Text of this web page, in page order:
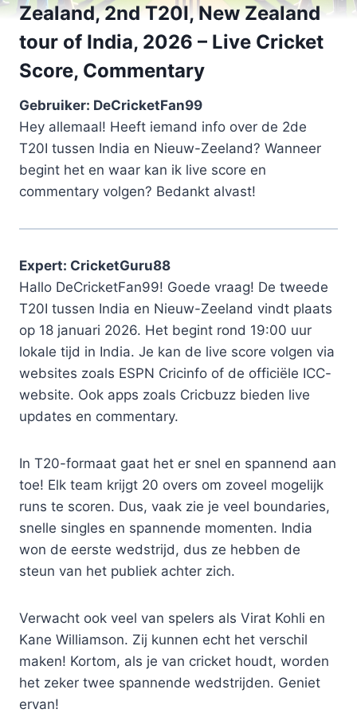
Zealand, 2nd T20I, New Zealand
tour of India, 2026 – Live Cricket
Score, Commentary
Gebruiker: DeCricketFan99
Hey allemaal! Heeft iemand info over de 2de
T20I tussen India en Nieuw-Zeeland? Wanneer
begint het en waar kan ik live score en
commentary volgen? Bedankt alvast!
Expert: CricketGuru88
Hallo DeCricketFan99! Goede vraag! De tweede
T20I tussen India en Nieuw-Zeeland vindt plaats
op 18 januari 2026. Het begint rond 19:00 uur
lokale tijd in India. Je kan de live score volgen via
websites zoals ESPN Cricinfo of de officiële ICC-
website. Ook apps zoals Cricbuzz bieden live
updates en commentary.
In T20-formaat gaat het er snel en spannend aan
toe! Elk team krijgt 20 overs om zoveel mogelijk
runs te scoren. Dus, vaak zie je veel boundaries,
snelle singles en spannende momenten. India
won de eerste wedstrijd, dus ze hebben de
steun van het publiek achter zich.
Verwacht ook veel van spelers als Virat Kohli en
Kane Williamson. Zij kunnen echt het verschil
maken! Kortom, als je van cricket houdt, worden
het zeker twee spannende wedstrijden. Geniet
ervan!